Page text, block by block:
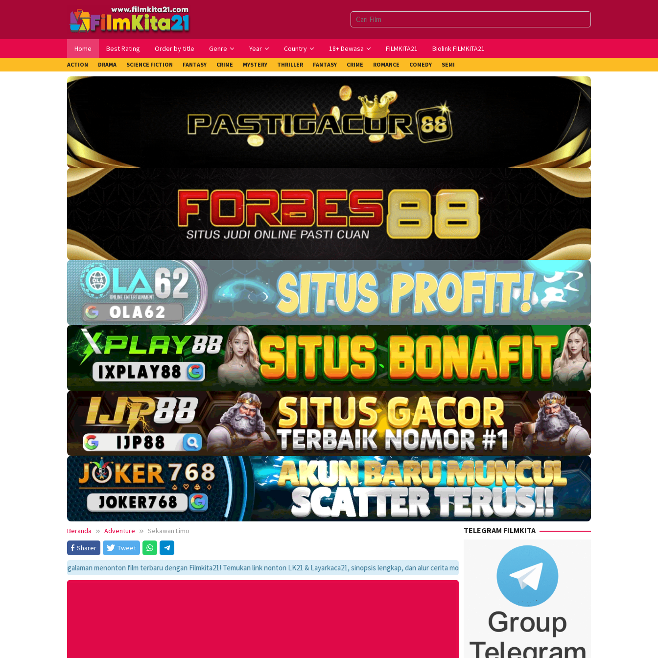
Home Best Rating Order by title Genre Year Country 18+ Dewasa FILMKITA21 Biolink FILMKITA21
ACTION DRAMA SCIENCE FICTION FANTASY CRIME MYSTERY THRILLER FANTASY CRIME ROMANCE COMEDY SEMI
Beranda Adventure
Sekawan Limo
Sharer
Tweet
pengalaman menonton film terbaru dengan Filmkita21! Temukan link nonton LK21 & Layarkaca21, sinopsis lengkap, dan alur cerita movie favoritmu dalam satu tempat yang praktis dan update setiap hari.
TELEGRAM FILMKITA